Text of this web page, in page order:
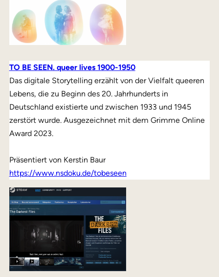
TO BE SEEN. queer lives 1900-1950
Das digitale Storytelling erzählt von der Vielfalt queeren
Lebens, die zu Beginn des 20. Jahrhunderts in
Deutschland existierte und zwischen 1933 und 1945
zerstört wurde. Ausgezeichnet mit dem Grimme Online
Award 2023.
Präsentiert von Kerstin Baur
https://www.nsdoku.de/tobeseen